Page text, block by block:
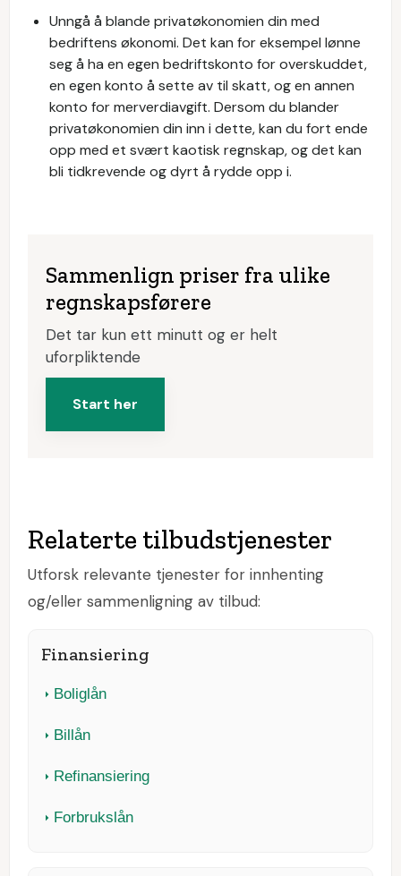
Unngå å blande privatøkonomien din med
bedriftens økonomi. Det kan for eksempel lønne
seg å ha en egen bedriftskonto for overskuddet,
en egen konto å sette av til skatt, og en annen
konto for merverdiavgift. Dersom du blander
privatøkonomien din inn i dette, kan du fort ende
opp med et svært kaotisk regnskap, og det kan
bli tidkrevende og dyrt å rydde opp i.
Sammenlign priser fra ulike
regnskapsførere
Det tar kun ett minutt og er helt
uforpliktende
Start her
Relaterte tilbudstjenester
Utforsk relevante tjenester for innhenting
og/eller sammenligning av tilbud:
Finansiering
Boliglån
Billån
Refinansiering
Forbrukslån